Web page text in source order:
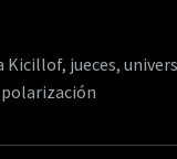
Kicillof, jueces,